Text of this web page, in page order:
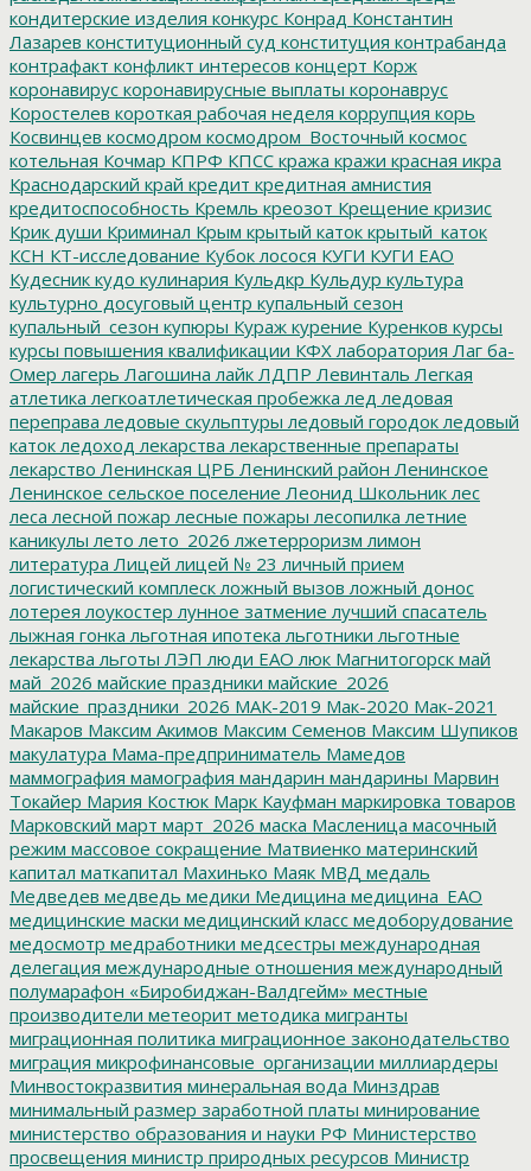
кондитерские изделия конкурс Конрад Константин
Лазарев конституционный суд конституция контрабанда
контрафакт конфликт интересов концерт Корж
коронавирус коронавирусные выплаты коронаврус
Коростелев короткая рабочая неделя коррупция корь
Косвинцев космодром космодром_Восточный космос
котельная Кочмар КПРФ КПСС кража кражи красная икра
Краснодарский край кредит кредитная амнистия
кредитоспособность Кремль креозот Крещение кризис
Крик души Криминал Крым крытый каток крытый_каток
КСН КТ-исследование Кубок лосося КУГИ КУГИ ЕАО
Кудесник кудо кулинария Кульдкр Кульдур культура
культурно досуговый центр купальный сезон
купальный_сезон купюры Кураж курение Куренков курсы
курсы повышения квалификации КФХ лаборатория Лаг ба-
Омер лагерь Лагошина лайк ЛДПР Левинталь Легкая
атлетика легкоатлетическая пробежка лед ледовая
переправа ледовые скульптуры ледовый городок ледовый
каток ледоход лекарства лекарственные препараты
лекарство Ленинская ЦРБ Ленинский район Ленинское
Ленинское сельское поселение Леонид Школьник лес
леса лесной пожар лесные пожары лесопилка летние
каникулы лето лето_2026 лжетерроризм лимон
литература Лицей лицей № 23 личный прием
логистический комплеск ложный вызов ложный донос
лотерея лоукостер лунное затмение лучший спасатель
лыжная гонка льготная ипотека льготники льготные
лекарства льготы ЛЭП люди ЕАО люк Магнитогорск май
май_2026 майские праздники майские_2026
майские_праздники_2026 МАК-2019 Мак-2020 Мак-2021
Макаров Максим Акимов Максим Семенов Максим Шупиков
макулатура Мама-предприниматель Мамедов
маммография мамография мандарин мандарины Марвин
Токайер Мария Костюк Марк Кауфман маркировка товаров
Марковский март март_2026 маска Масленица масочный
режим массовое сокращение Матвиенко материнский
капитал маткапитал Махинько Маяк МВД медаль
Медведев медведь медики Медицина медицина_ЕАО
медицинские маски медицинский класс медоборудование
медосмотр медработники медсестры международная
делегация международные отношения международный
полумарафон «Биробиджан-Валдгейм» местные
производители метеорит методика мигранты
миграционная политика миграционное законодательство
миграция микрофинансовые_организации миллиардеры
Минвостокразвития минеральная вода Минздрав
минимальный размер заработной платы минирование
министерство образования и науки РФ Министерство
просвещения министр природных ресурсов Министр